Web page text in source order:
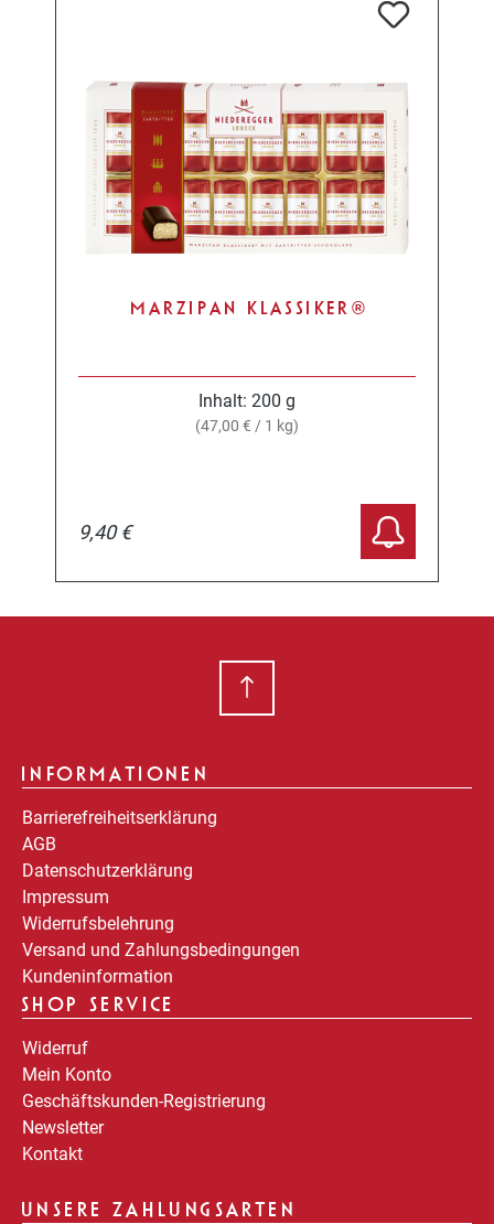
MARZIPAN KLASSIKER®
Inhalt: 200 g
(47,00 € / 1 kg)
9,40 €
INFORMATIONEN
Barrierefreiheitserklärung
AGB
Datenschutzerklärung
Impressum
Widerrufsbelehrung
Versand und Zahlungsbedingungen
Kundeninformation
SHOP SERVICE
Widerruf
Mein Konto
Geschäftskunden-Registrierung
Newsletter
Kontakt
UNSERE ZAHLUNGSARTEN